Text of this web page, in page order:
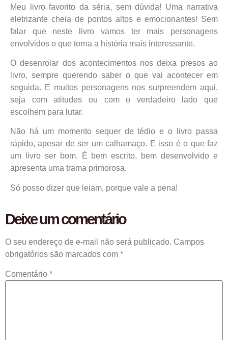
Meu livro favorito da séria, sem dúvida! Uma narrativa
eletrizante cheia de pontos altos e emocionantes! Sem
falar que neste livro vamos ter mais personagens
envolvidos o que torna a história mais interessante.
O desenrolar dos acontecimentos nos deixa presos ao
livro, sempre querendo saber o que vai acontecer em
seguida. E muitos personagens nos surpreendem aqui,
seja com atitudes ou com o verdadeiro lado que
escolhem para lutar.
Não há um momento sequer de tédio e o livro passa
rápido, apesar de ser um calhamaço. E isso é o que faz
um livro ser bom. É bem escrito, bem desenvolvido e
apresenta uma trama primorosa.
Só posso dizer que leiam, porque vale a pena!
Deixe um comentário
O seu endereço de e-mail não será publicado. Campos
obrigatórios são marcados com *
Comentário *